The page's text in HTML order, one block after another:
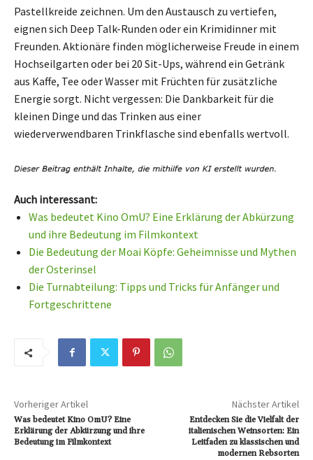
Pastellkreide zeichnen. Um den Austausch zu vertiefen,
eignen sich Deep Talk-Runden oder ein Krimidinner mit
Freunden. Aktionäre finden möglicherweise Freude in einem
Hochseilgarten oder bei 20 Sit-Ups, während ein Getränk
aus Kaffe, Tee oder Wasser mit Früchten für zusätzliche
Energie sorgt. Nicht vergessen: Die Dankbarkeit für die
kleinen Dinge und das Trinken aus einer
wiederverwendbaren Trinkflasche sind ebenfalls wertvoll.
Auch interessant:
Was bedeutet Kino OmU? Eine Erklärung der Abkürzung
und ihre Bedeutung im Filmkontext
Die Bedeutung der Moai Köpfe: Geheimnisse und Mythen
der Osterinsel
Die Turnabteilung: Tipps und Tricks für Anfänger und
Fortgeschrittene
Vorheriger Artikel
Was bedeutet Kino OmU? Eine
Erklärung der Abkürzung und ihre
Bedeutung im Filmkontext
Nächster Artikel
Entdecken Sie die Vielfalt der
italienischen Weinsorten: Ein
Leitfaden zu klassischen und
modernen Rebsorten